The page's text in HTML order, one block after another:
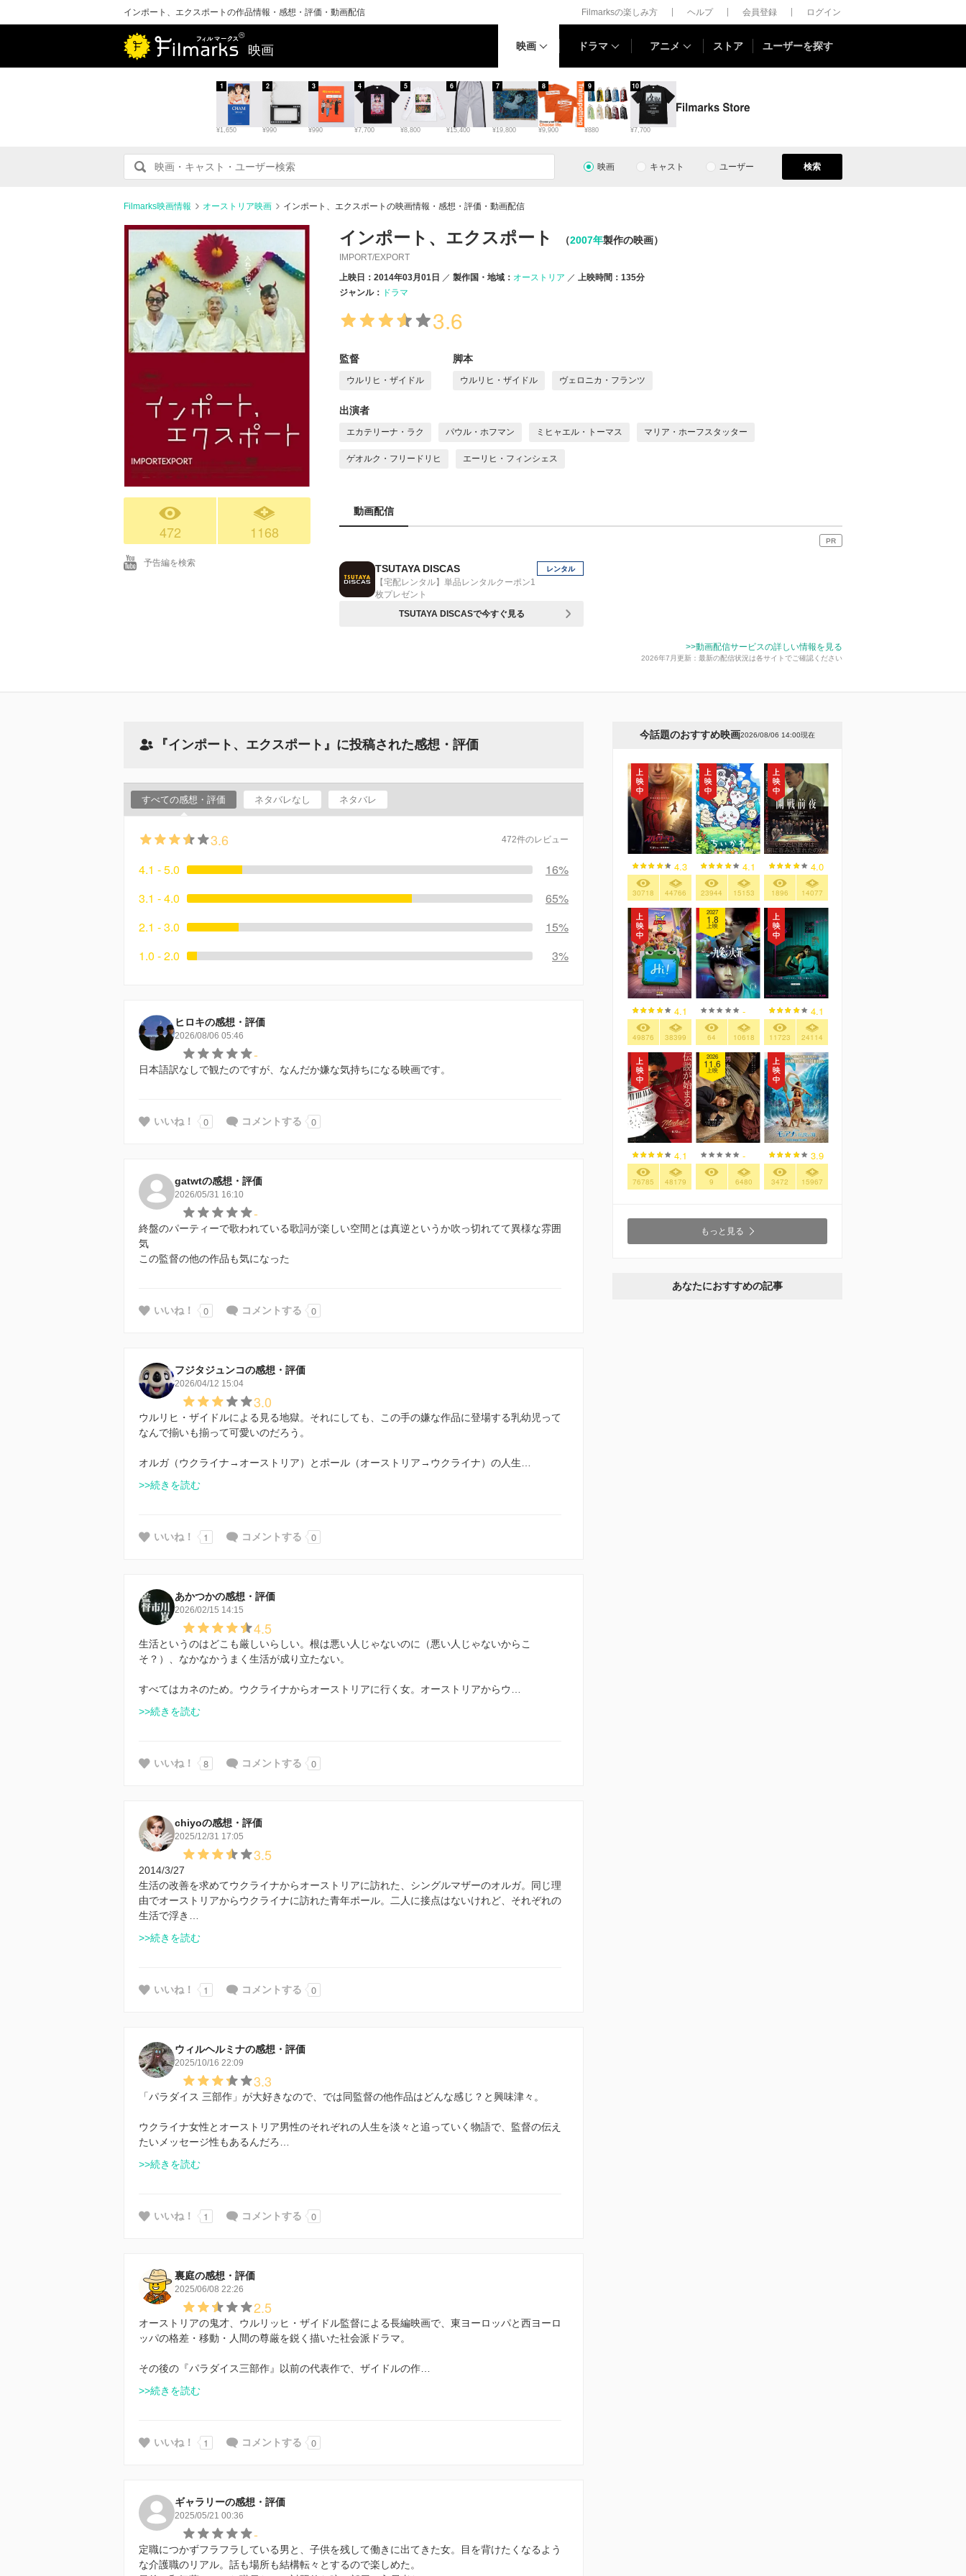
インポート、エクスポートの作品情報・感想・評価・動画配信 Filmarksの楽しみ方 ヘルプ 会員登録 ログイン
映画 映画 ドラマ アニメ ストア ユーザーを探す
¥1,650
1
¥990
2
¥990
3
¥7,700
4
¥8,800
5
¥15,400
6
¥19,800
7
¥9,900
8
¥880
9
¥7,700
10
映画 キャスト ユーザー 検索
Filmarks映画情報 オーストリア映画 インポート、エクスポートの映画情報・感想・評価・動画配信
472 1168
予告編を検索
インポート、エクスポート （2007年製作の映画）
IMPORT/EXPORT
上映日：2014年03月01日
製作国・地域： オーストリア
上映時間：135分
ジャンル： ドラマ
3.6
監督
ウルリヒ・ザイドル
脚本
ウルリヒ・ザイドル ヴェロニカ・フランツ
出演者
エカテリーナ・ラク パウル・ホフマン ミヒャエル・トーマス マリア・ホーフスタッター
ゲオルク・フリードリヒ エーリヒ・フィンシェス
動画配信
PR
TSUTAYA DISCAS
【宅配レンタル】単品レンタルクーポン1
枚プレゼント
レンタル
TSUTAYA DISCASで今すぐ見る
>>動画配信サービスの詳しい情報を見る
2026年7月更新：最新の配信状況は各サイトでご確認ください
『インポート、エクスポート』に投稿された感想・評価
すべての感想・評価 ネタバレなし ネタバレ
3.6 472件のレビュー
4.1 - 5.0
16%
3.1 - 4.0
65%
2.1 - 3.0
15%
1.0 - 2.0
3%
ヒロキの感想・評価
2026/08/06 05:46
-
日本語訳なしで観たのですが、なんだか嫌な気持ちになる映画です。
いいね！ 0 コメントする 0
gatwtの感想・評価
2026/05/31 16:10
-
終盤のパーティーで歌われている歌詞が楽しい空間とは真逆というか吹っ切れてて異様な雰囲
気
この監督の他の作品も気になった
いいね！ 0 コメントする 0
フジタジュンコの感想・評価
2026/04/12 15:04
3.0
ウルリヒ・ザイドルによる見る地獄。それにしても、この手の嫌な作品に登場する乳幼児って
なんで揃いも揃って可愛いのだろう。
オルガ（ウクライナ→オーストリア）とポール（オーストリア→ウクライナ）の人生…
>>続きを読む
いいね！ 1 コメントする 0
あかつかの感想・評価
2026/02/15 14:15
4.5
生活というのはどこも厳しいらしい。根は悪い人じゃないのに（悪い人じゃないからこ
そ？）、なかなかうまく生活が成り立たない。
すべてはカネのため。ウクライナからオーストリアに行く女。オーストリアからウ…
>>続きを読む
いいね！ 8 コメントする 0
chiyoの感想・評価
2025/12/31 17:05
3.5
2014/3/27
生活の改善を求めてウクライナからオーストリアに訪れた、シングルマザーのオルガ。同じ理
由でオーストリアからウクライナに訪れた青年ポール。二人に接点はないけれど、それぞれの
生活で浮き…
>>続きを読む
いいね！ 1 コメントする 0
ウィルヘルミナの感想・評価
2025/10/16 22:09
3.3
「パラダイス 三部作」が大好きなので、では同監督の他作品はどんな感じ？と興味津々。
ウクライナ女性とオーストリア男性のそれぞれの人生を淡々と追っていく物語で、監督の伝え
たいメッセージ性もあるんだろ…
>>続きを読む
いいね！ 1 コメントする 0
裏庭の感想・評価
2025/06/08 22:26
2.5
オーストリアの鬼才、ウルリッヒ・ザイドル監督による長編映画で、東ヨーロッパと西ヨーロ
ッパの格差・移動・人間の尊厳を鋭く描いた社会派ドラマ。
その後の『パラダイス三部作』以前の代表作で、ザイドルの作…
>>続きを読む
いいね！ 1 コメントする 0
ギャラリーの感想・評価
2025/05/21 00:36
-
定職につかずフラフラしている男と、子供を残して働きに出てきた女。目を背けたくなるよう
な介護職のリアル。話も場所も結構転々とするので楽しめた。
今話題のおすすめ映画2026/08/06 14:00現在
4.3
30718 44766
4.1
23944 15153
4.0
1896 14077
4.1
49876 38399
2027
1.8
上映
-
64 10618
4.1
11723 24114
4.1
76785 48179
2026
11.6
上映
-
9 6480
3.9
3472 15967
もっと見る
あなたにおすすめの記事